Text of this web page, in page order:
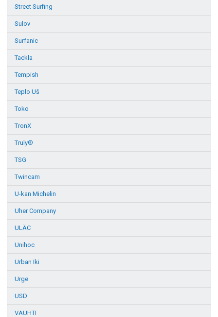
Street Surfing
Sulov
Surfanic
Tackla
Tempish
Teplo Uš
Toko
TronX
Truly®
TSG
Twincam
U-kan Michelin
Uher Company
ULÄC
Unihoc
Urban Iki
Urge
USD
VAUHTI